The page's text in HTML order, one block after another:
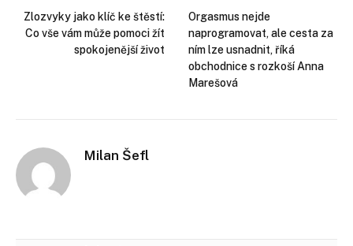
Zlozvyky jako klíč ke štěstí:
Co vše vám může pomoci žít
spokojenější život
Orgasmus nejde
naprogramovat, ale cesta za
ním lze usnadnit, říká
obchodnice s rozkoší Anna
Marešová
Milan Šefl